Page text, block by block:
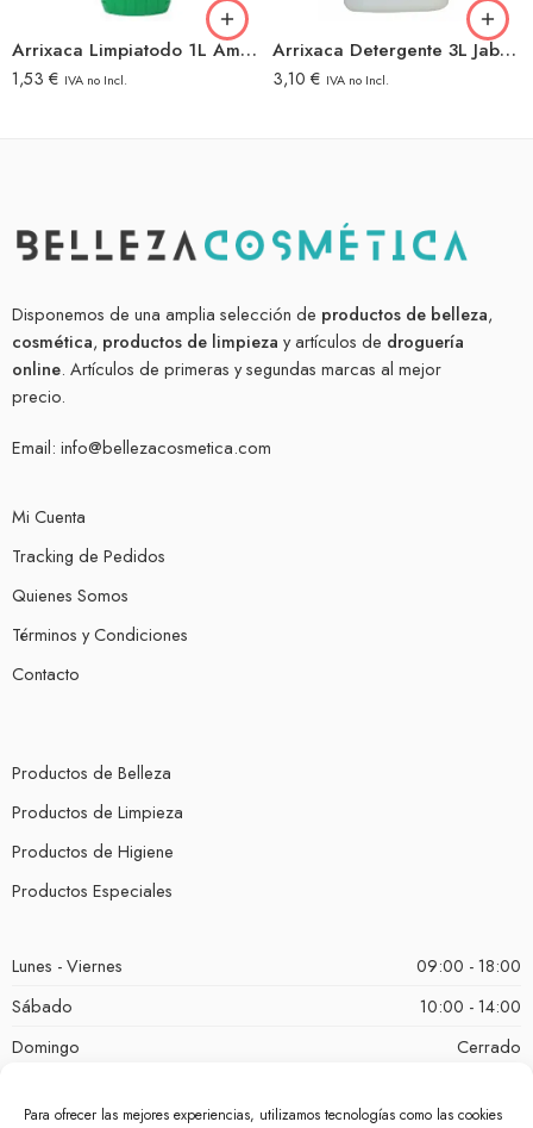
Para ofrecer las mejores experiencias, utilizamos tecnologías como las cookies
Arrixaca Limpiatodo 1L Amoniacal
1,53 € IVA no Incl.
Arrixaca Detergente 3L Jabon De La Abuela
3,10 € IVA no Incl.
Disponemos de una amplia selección de productos de belleza,
cosmética, productos de limpieza y artículos de droguería
online. Artículos de primeras y segundas marcas al mejor
precio.
Email: info@bellezacosmetica.com
Mi Cuenta
Tracking de Pedidos
Quienes Somos
Términos y Condiciones
Contacto
Productos de Belleza
Productos de Limpieza
Productos de Higiene
Productos Especiales
Lunes - Viernes
09:00 - 18:00
Sábado
10:00 - 14:00
Domingo
Cerrado